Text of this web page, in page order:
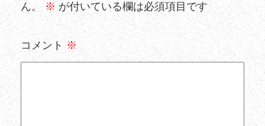
ん。
※ が付いている欄は必須項目です
コメント ※